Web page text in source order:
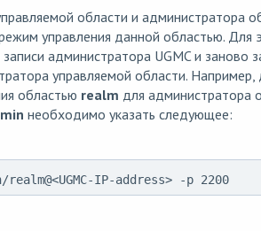
области и администратора
управления данной областью. Для
администратора UGMC и заново
управляемой области.
областью realm для администратора
необходимо указать следующее:
IP-address> -p 2200